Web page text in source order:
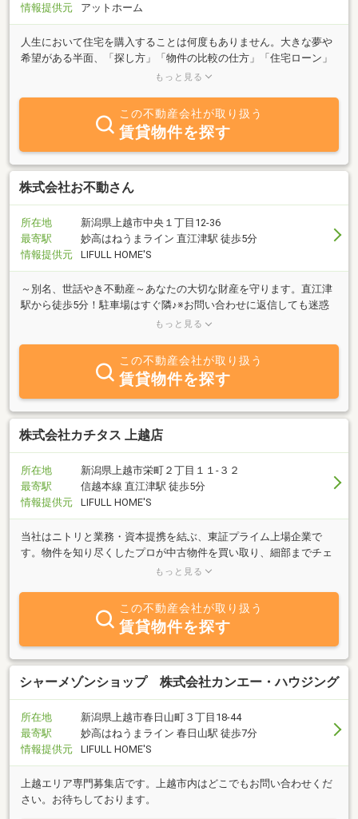
情報提供元
アットホーム
人生において住宅を購入することは何度もありません。大きな夢や
希望がある半面、「探し方」「物件の比較の仕方」「住宅ローン」
「各種諸費用」「税金・優遇」など分からないことや不安なことが
豊富な人財が揃っています。些細なことであってもぜひお気軽に担
当スタッフにご相談ください。お客様第一主義を心掛け「信頼され
る企業」を目指してまいります。
もっと見る
この不動産会社が取り扱う
賃貸物件を探す
株式会社お不動さん
所在地
新潟県上越市中央１丁目12-36
最寄駅
妙高はねうまライン 直江津駅 徒歩5分
情報提供元
LIFULL HOME'S
～別名、世話やき不動産～あなたの大切な財産を守ります。直江津
駅から徒歩5分！駐車場はすぐ隣♪※お問い合わせに返信しても迷惑
メールに入ることが多いようです。お電話でお問い合わせいただけ
もっと見る
この不動産会社が取り扱う
賃貸物件を探す
株式会社カチタス 上越店
所在地
新潟県上越市栄町２丁目１１‐３２
最寄駅
信越本線 直江津駅 徒歩5分
情報提供元
LIFULL HOME'S
当社はニトリと業務・資本提携を結ぶ、東証プライム上場企業で
す。物件を知り尽くしたプロが中古物件を買い取り、細部までチェ
ックし、自社規格に沿って丁寧にリフォームしているので、ご購入
もっと見る
この不動産会社が取り扱う
賃貸物件を探す
シャーメゾンショップ 株式会社カンエー・ハウジング
所在地
新潟県上越市春日山町３丁目18-44
最寄駅
妙高はねうまライン 春日山駅 徒歩7分
情報提供元
LIFULL HOME'S
上越エリア専門募集店です。上越市内はどこでもお問い合わせくだ
さい。お待ちしております。